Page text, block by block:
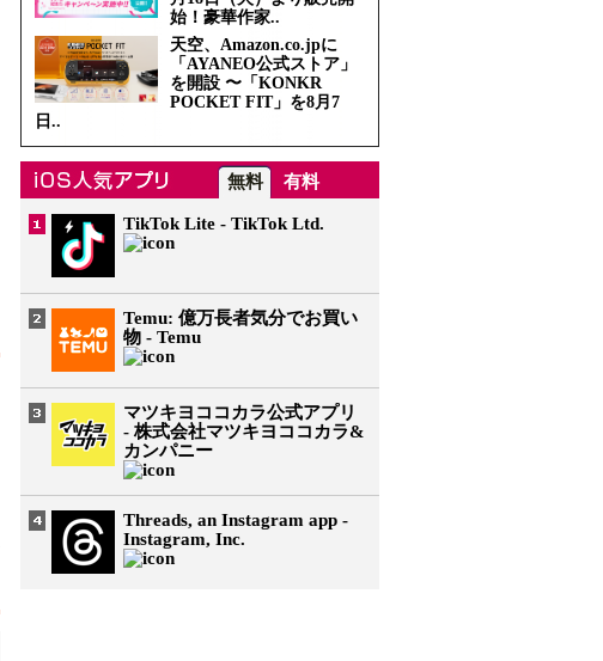
始！豪華作家..
天空、Amazon.co.jpに
「AYANEO公式ストア」
を開設 〜「KONKR
POCKET FIT」を8月7
日..
無料 有料
TikTok Lite - TikTok Ltd.
Temu: 億万長者気分でお買い
物 - Temu
マツキヨココカラ公式アプリ
- 株式会社マツキヨココカラ&
カンパニー
Threads, an Instagram app -
Instagram, Inc.